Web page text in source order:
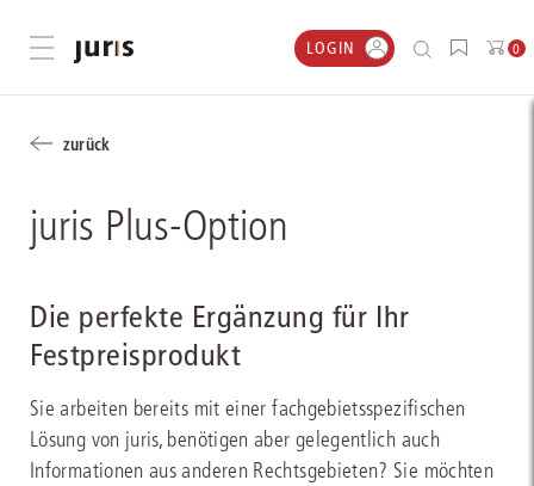
Menü öffnen LOGIN 0
zurück
juris Plus-Option
Die perfekte Ergänzung für Ihr
Festpreisprodukt
Sie arbeiten bereits mit einer fachgebietsspezifischen
Lösung von juris, benötigen aber gelegentlich auch
Informationen aus anderen Rechtsgebieten? Sie möchten